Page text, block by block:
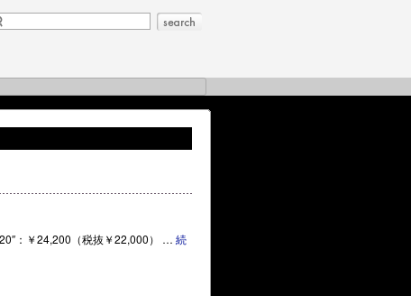
：￥24,200（税抜￥22,000） … 続